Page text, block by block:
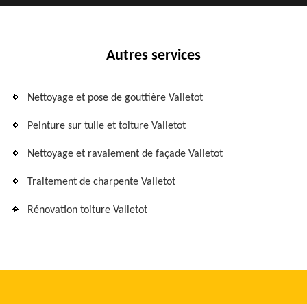
Autres services
Nettoyage et pose de gouttière Valletot
Peinture sur tuile et toiture Valletot
Nettoyage et ravalement de façade Valletot
Traitement de charpente Valletot
Rénovation toiture Valletot